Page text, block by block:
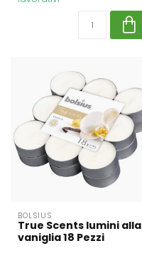
BOLSIUS
True Scents lumini alla
vaniglia 18 Pezzi